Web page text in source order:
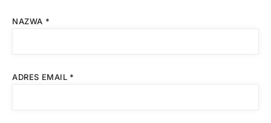
NAZWA *
ADRES EMAIL *